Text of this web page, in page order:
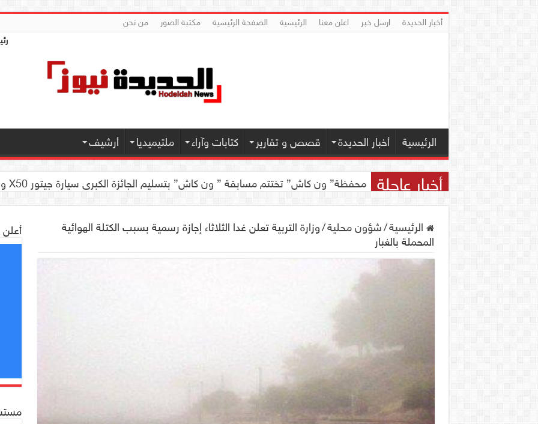
أخبار الحديدة ارسل خبر اعلن معنا الرئيسية الصفحة الرئيسية مكتبة الصور
من نحن
الرئيسية أخبار الحديدة قصص و تقارير كتابات وآراء ملتيميديا أرشيف
أخبار عاجلة محفظة” ون كاش” تختتم مسابقة ” ون كاش” بتسليم الجائزة الكبرى سيارة جيتور X50 والجوائز المالية لموديل 2026 بصنعاء
الرئيسية/شؤون محلية/وزارة التربية تعلن غدا الثلاثاء إجازة رسمية بسبب الكتلة الهوائية
المحملة بالغبار
أعلن